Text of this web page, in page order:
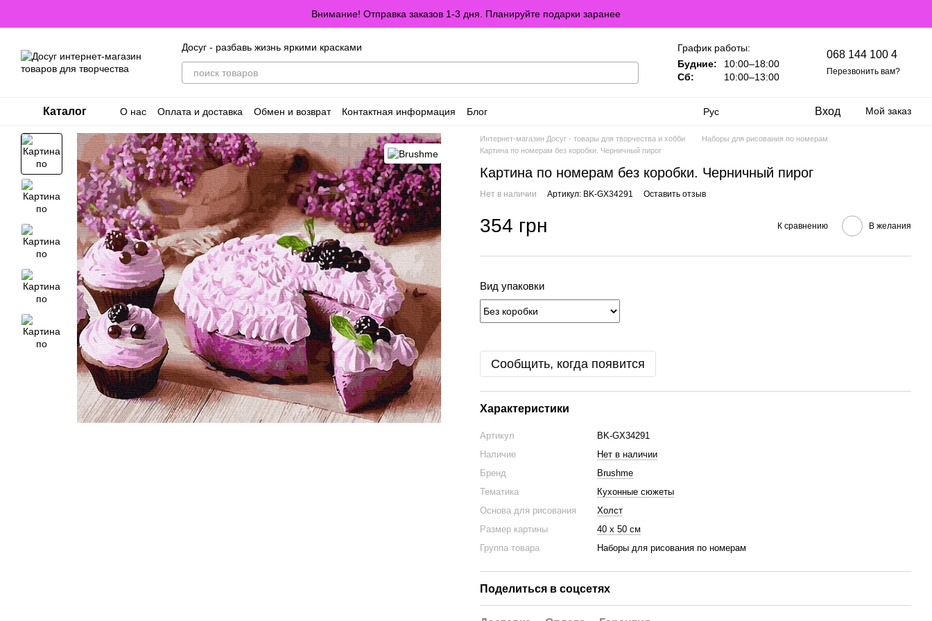
Внимание! Отправка заказов 1-3 дня. Планируйте подарки заранее
Досуг - разбавь жизнь яркими красками
График работы:
Будние:
10:00–18:00
Сб:
10:00–13:00
068 144 100 4
Перезвонить вам?
Каталог О нас Оплата и доставка Обмен и возврат Контактная информация
Блог
Рус Вход Мой заказ
Интернет-магазин Досуг - товары для творчества и хобби
Наборы для рисования по номерам
Картина по номерам без коробки. Черничный пирог
Картина по номерам без коробки. Черничный пирог
Нет в наличии Артикул: BK-GX34291 Оставить отзыв
354 грн К сравнению В желания
Вид упаковки
Сообщить, когда появится
Характеристики
Артикул
BK-GX34291
Наличие
Нет в наличии
Бренд
Brushme
Тематика
Кухонные сюжеты
Основа для рисования
Холст
Размер картины
40 х 50 см
Группа товара
Наборы для рисования по номерам
Поделиться в соцсетях